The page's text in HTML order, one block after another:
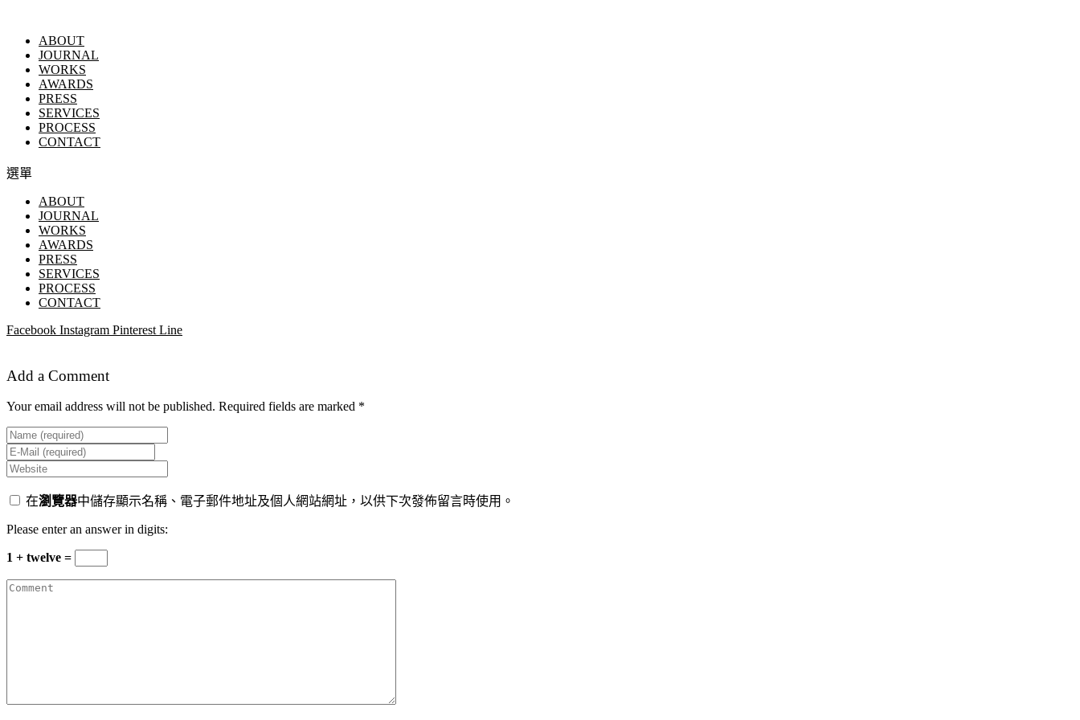
ABOUT
JOURNAL
WORKS
AWARDS
PRESS
SERVICES
PROCESS
CONTACT
選單
ABOUT
JOURNAL
WORKS
AWARDS
PRESS
SERVICES
PROCESS
CONTACT
Facebook Instagram Pinterest Line
Add a Comment
Your email address will not be published. Required fields are marked *
在瀏覽器中儲存顯示名稱、電子郵件地址及個人網站網址，以供下次發佈留言時使用。
Please enter an answer in digits:
1 + twelve =